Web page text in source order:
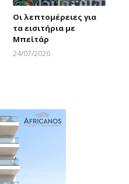
Οι λεπτομέρειες για
τα εισιτήρια με
Μπεϊτάρ
24/07/2026